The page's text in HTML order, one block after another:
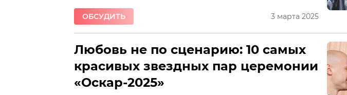
3 марта 2025
ОБСУДИТЬ
Любовь не по сценарию: 10 самых
красивых звездных пар церемонии
«Оскар-2025»